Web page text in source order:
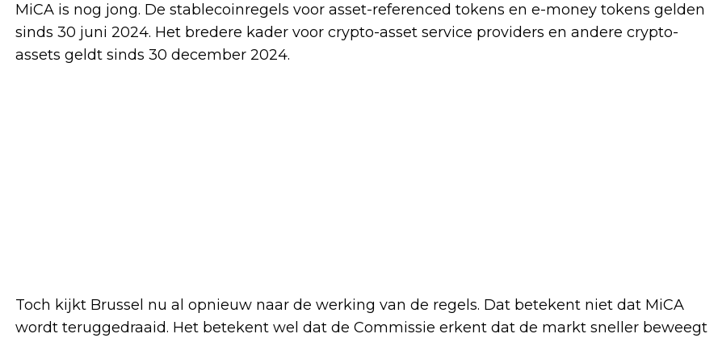
MiCA is nog jong. De stablecoinregels voor asset-referenced tokens en e-money tokens gelden
sinds 30 juni 2024. Het bredere kader voor crypto-asset service providers en andere crypto-
assets geldt sinds 30 december 2024.
Toch kijkt Brussel nu al opnieuw naar de werking van de regels. Dat betekent niet dat MiCA
wordt teruggedraaid. Het betekent wel dat de Commissie erkent dat de markt sneller beweegt